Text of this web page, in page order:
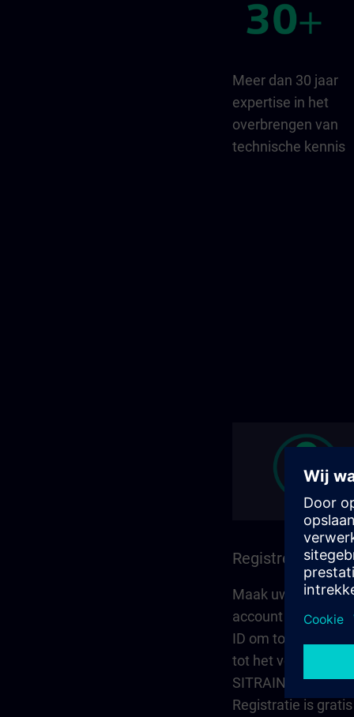
Meer dan 30 jaar
expertise in het
overbrengen van
technische kennis
Registreer en
Maak uw
account aan via
ID om toegang te
tot het volledige
SITRAIN-aanbod.
Registratie is